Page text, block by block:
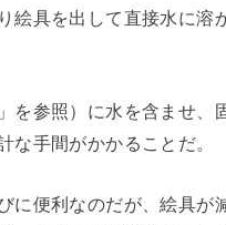
絵具を出して直接水に溶
」を参照）に水を含ませ、
手間がかかることだ。
に便利なのだが、絵具が